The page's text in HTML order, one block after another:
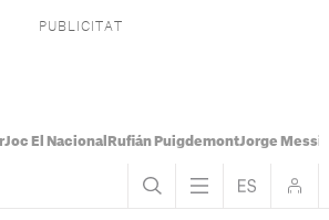
Joc El Nacional Rufián PuigdemontJorge Messi